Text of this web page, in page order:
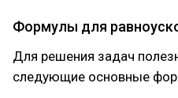
Формулы для
Для решения задач
следующие основные